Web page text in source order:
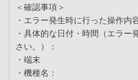
＜確認事項＞
・エラー発生時に行った操作内
・具体的な日付・時間（エラ
さい。）：
・端末
・機種名：